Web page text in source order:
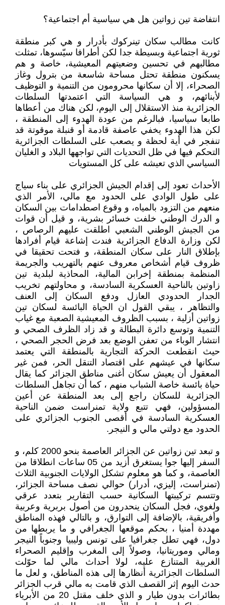
انتفاضة تين زواتين هل هي سياسية أم اجتماعية؟
كانت مطالب سكان تينركوك بأدرار و هي كبر منطقة
ثورية اجتماعية وبسيطة جدا لكن أطرافا سيّسوها، تمثلت
مطالبهم في تحسين وضعيتهم المعيشية، خاصة و هم
يسكنون منطقة تحتل مساحة شاسعة من بترول وغاز
الصحراء، إلا أن سكانها محرومون من التنمية و التوظيف
لأبنائهم، و هي السياسة التي اعتمدتها السلطات
الجزائرية منذ الاستقلال إلى اليوم، لكن هناك من أعطاها
طابعا سياسيا، فبالرغم من عودة الهدوء إلى المنطقة ،
لكن هذا الهدوء يخفي عاصفة قادمة أو قنبلة موقوتة قد
تنفجر في أية لحظة و يصعب على السلطات الجزائرية
التحكم فيها في ظل التحديات التي تواجهها البلاد و الغليان
السياسي الذي تعيشه على كل المستويات
الأحداث تعود إلى إقدام الجيش الجزائري على بناء سياج
على طول الوادي على الحدود مع مالي، الأمر الذي
منعهم من التزود بالمياه، و وقوع اصطدامات بين السكان
و الدرك الوطني خلفت خسائر بشرية، و قيل أن قوات
من الجيش الوطني الشعبي اطلقت عليهم الرصاص ،
لكن وزارة الدفاع الجزائرية فندت إشاعة قيام أفرادها
بإطلاق النار على سكان المنطقة، و فتحت تحقيقا في
ظروف قيام أشخاص معروف عنهم بالتهريب والجريمة
المنظمة بمنطقة إخرابن المالية، المحاذية لبلدية تين
زاوتين بالناحية العسكرية السادسة، و محاولتهم تخريب
الجدار الحدودي العازل ودفع السكان إلى العنف
والتظاهر ، يبقي القول ان الحياة البائسة لسكان تين
زواتين أزلية ، بسبب الظروف المعيشية الصعبة مع غياب
التنمية وتوسع دائرة البطالة و قد زاد الظرف الصحي و
انتشار الوباء من تعفن الوضع بعد فرض الحجر الصحي ،
حيث انقطعت الحركة التجارية بالمنطقة التي يعتمد
سكانها في عيشهم على اقتصاد التنقل الحر، فمن غير
المعقول أن يعيش سكان أغنى مناطق الجزائر كما يقال
حياة بائسة خاصة الشباب منهم ، كما أن تجاهل السلطات
الجزائرية للسكان راجع إلى بعد المنطقة عن أعين
المسؤولين، فهي تتبع ولاية تمنراست ضمن الناحية
العسكرية السادسة في أقصى الجنوب الجزائري على
الحدود مع دولتي مالي و النيجر.
و تبعد تين زواتين عن الجزائر العاصمة بنحو 2000 كلم، و
السفر إليها جوا يستغرق أزيد من 05 ساعات انطلاقا من
العاصمة، و كما هو معلوم تشكل الولايات الجنوبية الثلاث
(تمنراست، إليزي، أدرار) حوالي نصف مساحة الجزائر،
وتتسم تركيبتها السكانية حسب التقارير بتعدد عرقي
ولغوي، فجل السكان ينحدرون من أصول بربرية وعربية
وأفريقية، بالإضافة إلى التوارق، و بالتالي فهذه المناطق
مهددة أمنيا ، بحكم موقعها الجغرافي و ما يربطها من
دول، فهي تطل جغرافيا على تونس وليبيا وجنوباً النيجر
ومالي وموريتانيا، وصولاً إلى المغرب وإقليم الصحراء
الغربية المتنازع عليه، لولا أحداث مالي لما حوّلت
السلطات الجزائرية أنظارها إلى هذه المناطق، و لعل ما
حدث اليوم إثر القصف الذي قامت به مالي قرب الجزائر
بطائرات بدون طيار و الذي خلف مقتل 20 من الأبرياء